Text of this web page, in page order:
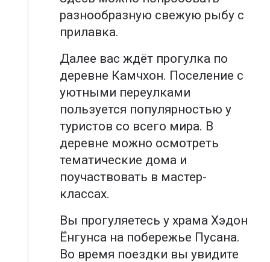
разнообразную свежую рыбу с
прилавка.
Далее вас ждёт прогулка по
деревне Камчхон. Поселение с
уютными переулками
пользуется популярностью у
туристов со всего мира. В
деревне можно осмотреть
тематические дома и
поучаствовать в мастер-
классах.
Вы прогуляетесь у храма Хэдон
Ёнгунса на побережье Пусана.
Во время поездки вы увидите